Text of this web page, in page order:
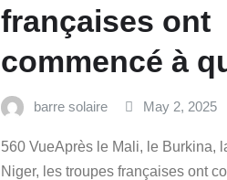
françaises ont
commencé à
barre solaire May 2, 2025
560 VueAprès le Mali, le Burkina,
Niger, les troupes françaises ont